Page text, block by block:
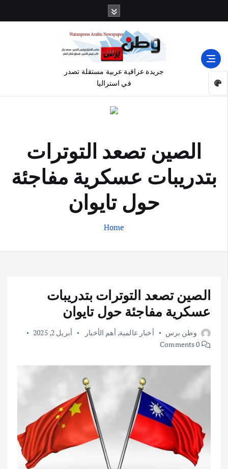
جريدة عراقية عربية مستقلة تصدر
في استراليا
الصين تصعد التوترات
بتدريبات عسكرية مفاجئة
حول تايوان
Home
الصين تصعد التوترات بتدريبات
عسكرية مفاجئة حول تايوان
وطن برس أخبار عالمية, أهم الأخبار
أبريل 2, 2025